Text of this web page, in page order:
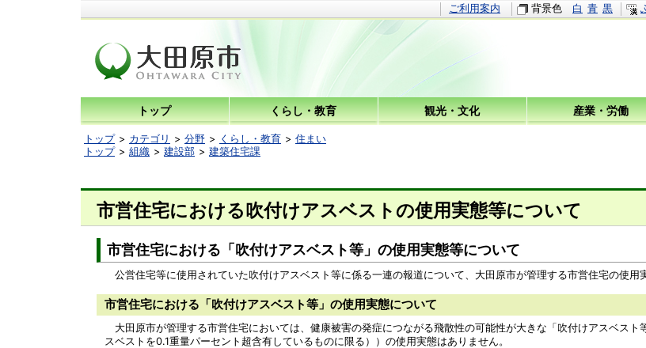
ご利用案内 背景色 白 青 黒
トップ くらし・教育 観光・文化 産業・労働
トップ カテゴリ 分野 くらし・教育
住まい
トップ
組織 建設部 建築住宅課
市営住宅における吹付けアスベストの使用実態等について
市営住宅における「吹付けアスベスト等」の使用実態等について
公営住宅等に使用されていた吹付けアスベスト等に係る一連の報道について、大田原市が管理する市営住宅の使用
市営住宅における「吹付けアスベスト等」の使用実態について
大田原市が管理する市営住宅においては、健康被害の発症につながる飛散性の可能性が大きな「吹付けアスベス
スベストを0.1重量パーセント超含有しているものに限る））の使用実態はありません。